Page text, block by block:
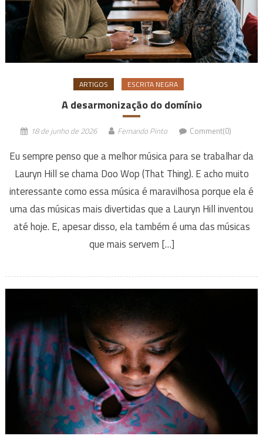
ARTIGOS ESCRITA NEGRA
A desarmonização do domínio
18 de junho de 2026 Fernando Pinto Comment(0)
Eu sempre penso que a melhor música para se trabalhar da
Lauryn Hill se chama Doo Wop (That Thing). E acho muito
interessante como essa música é maravilhosa porque ela é
uma das músicas mais divertidas que a Lauryn Hill inventou
até hoje. E, apesar disso, ela também é uma das músicas
que mais servem […]